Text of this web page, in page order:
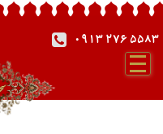
0913 276 5583